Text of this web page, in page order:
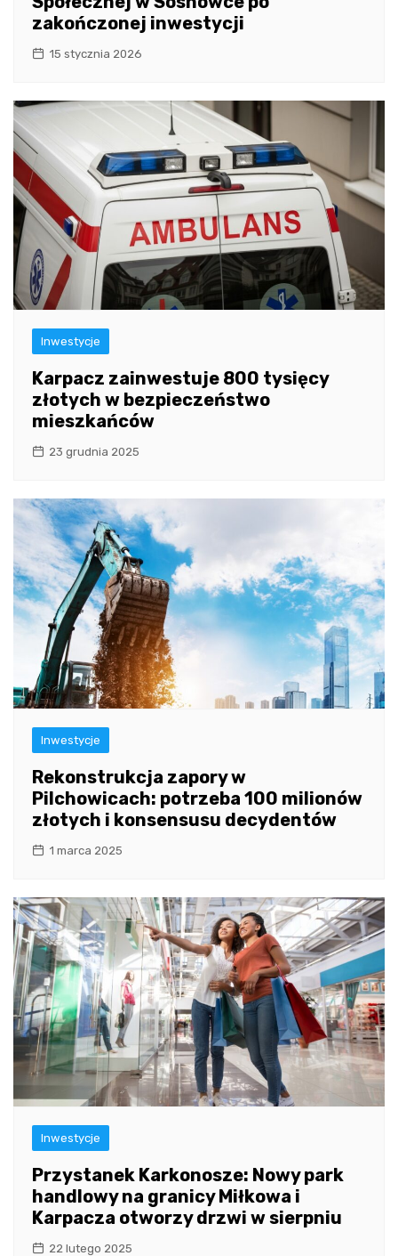
zakończonej inwestycji
15 stycznia 2026
Inwestycje
Karpacz zainwestuje 800 tysięcy
złotych w bezpieczeństwo
mieszkańców
23 grudnia 2025
Inwestycje
Rekonstrukcja zapory w
Pilchowicach: potrzeba 100 milionów
złotych i konsensusu decydentów
1 marca 2025
Inwestycje
Przystanek Karkonosze: Nowy park
handlowy na granicy Miłkowa i
Karpacza otworzy drzwi w sierpniu
22 lutego 2025